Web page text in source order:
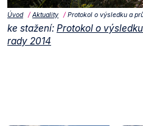
Úvod Aktuality Protokol o výsledku a
ke stažení: Protokol o
rady 2014